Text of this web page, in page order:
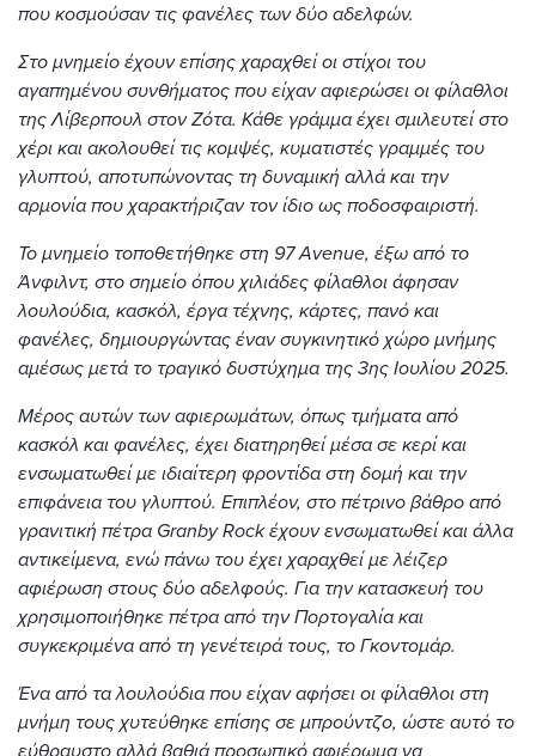
που κοσμούσαν τις φανέλες των δύο αδελφών.
Στο μνημείο έχουν επίσης χαραχθεί οι στίχοι του
αγαπημένου συνθήματος που είχαν αφιερώσει οι φίλαθλοι
της Λίβερπουλ στον Ζότα. Κάθε γράμμα έχει σμιλευτεί στο
χέρι και ακολουθεί τις κομψές, κυματιστές γραμμές του
γλυπτού, αποτυπώνοντας τη δυναμική αλλά και την
αρμονία που χαρακτήριζαν τον ίδιο ως ποδοσφαιριστή.
Το μνημείο τοποθετήθηκε στη 97 Avenue, έξω από το
Άνφιλντ, στο σημείο όπου χιλιάδες φίλαθλοι άφησαν
λουλούδια, κασκόλ, έργα τέχνης, κάρτες, πανό και
φανέλες, δημιουργώντας έναν συγκινητικό χώρο μνήμης
αμέσως μετά το τραγικό δυστύχημα της 3ης Ιουλίου 2025.
Μέρος αυτών των αφιερωμάτων, όπως τμήματα από
κασκόλ και φανέλες, έχει διατηρηθεί μέσα σε κερί και
ενσωματωθεί με ιδιαίτερη φροντίδα στη δομή και την
επιφάνεια του γλυπτού. Επιπλέον, στο πέτρινο βάθρο από
γρανιτική πέτρα Granby Rock έχουν ενσωματωθεί και άλλα
αντικείμενα, ενώ πάνω του έχει χαραχθεί με λέιζερ
αφιέρωση στους δύο αδελφούς. Για την κατασκευή του
χρησιμοποιήθηκε πέτρα από την Πορτογαλία και
συγκεκριμένα από τη γενέτειρά τους, το Γκοντομάρ.
Ένα από τα λουλούδια που είχαν αφήσει οι φίλαθλοι στη
μνήμη τους χυτεύθηκε επίσης σε μπρούντζο, ώστε αυτό το